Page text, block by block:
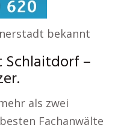
bekannt
–
als zwei
Fachanwälte